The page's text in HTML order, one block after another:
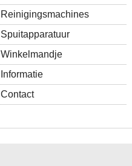
Reinigingsmachines
Spuitapparatuur
Winkelmandje
Informatie
Contact